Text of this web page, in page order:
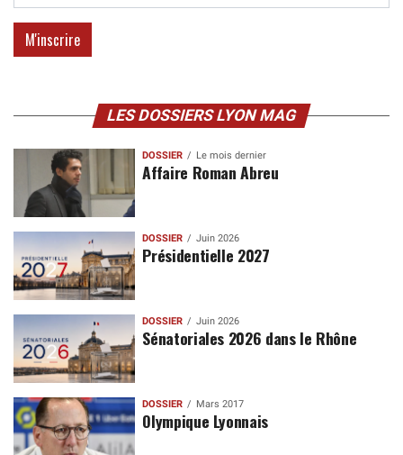
LES DOSSIERS LYON MAG
DOSSIER Le mois dernier
Affaire Roman Abreu
DOSSIER Juin 2026
Présidentielle 2027
DOSSIER Juin 2026
Sénatoriales 2026 dans le Rhône
DOSSIER Mars 2017
Olympique Lyonnais